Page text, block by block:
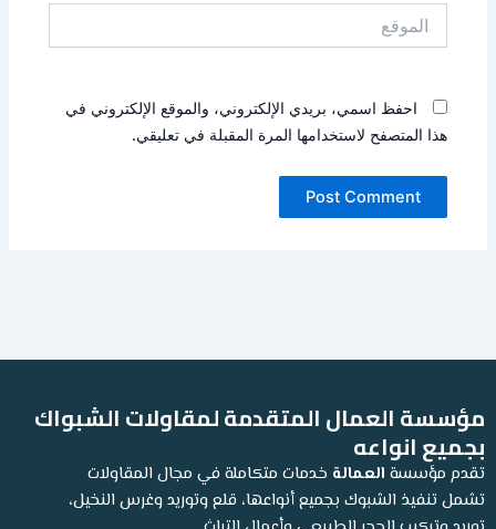
احفظ اسمي، بريدي الإلكتروني، والموقع الإلكتروني في
هذا المتصفح لاستخدامها المرة المقبلة في تعليقي.
مؤسسة العمال المتقدمة لمقاولات الشبواك
بجميع انواعه
تقدم مؤسسة العمالة خدمات متكاملة في مجال المقاولات
تشمل تنفيذ الشبوك بجميع أنواعها، قلع وتوريد وغرس النخيل،